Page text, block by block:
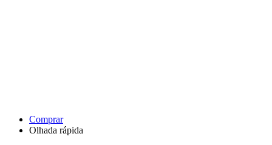
Comprar
Olhada rápida